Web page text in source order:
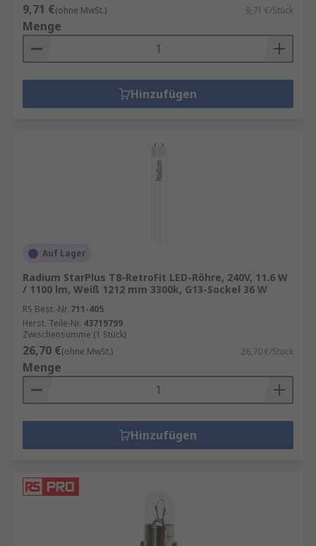
9,71 €(ohne MwSt.) 9,71 €/Stück
Menge
Hinzufügen
Auf Lager
Radium StarPlus T8-RetroFit LED-Röhre, 240V, 11.6 W
/ 1100 lm, Weiß 1212 mm 3300k, G13-Sockel 36 W
RS Best.-Nr. 711-405
Herst. Teile-Nr. 43719799
Zwischensumme (1 Stück)
26,70 €(ohne MwSt.) 26,70 €/Stück
Menge
Hinzufügen